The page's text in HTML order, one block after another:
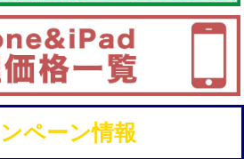
ペーン情報